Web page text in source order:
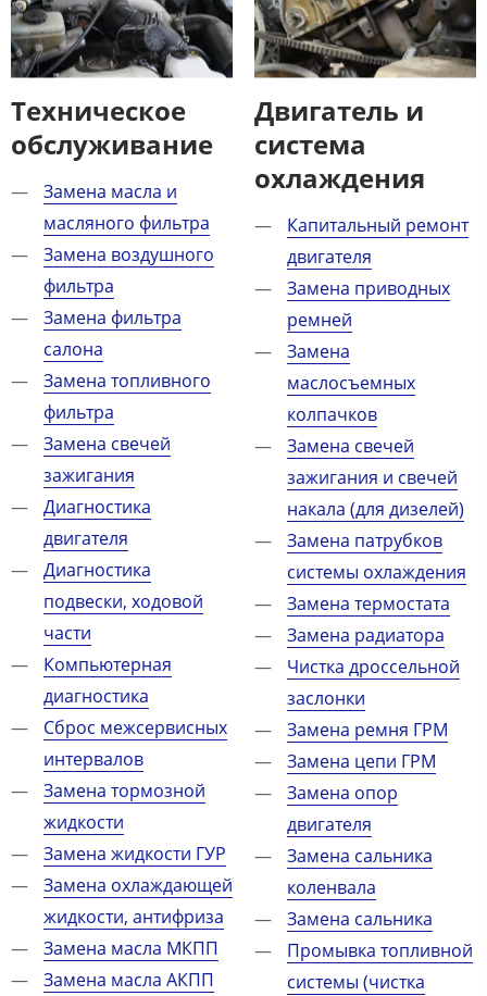
Техническое
обслуживание​
Замена масла и
масляного фильтра
Замена воздушного
фильтра
Замена фильтра
салона
Замена топливного
фильтра
Замена свечей
зажигания
Диагностика
двигателя
Диагностика
подвески, ходовой
части
Компьютерная
диагностика
Сброс межсервисных
интервалов
Замена тормозной
жидкости
Замена жидкости ГУР
Замена охлаждающей
жидкости, антифриза
Замена масла МКПП
Замена масла АКПП
Двигатель и
система
охлаждения​
Капитальный ремонт
двигателя
Замена приводных
ремней
Замена
маслосъемных
колпачков
Замена свечей
зажигания и свечей
накала (для дизелей)
Замена патрубков
системы охлаждения
Замена термостата
Замена радиатора
Чистка дроссельной
заслонки
Замена ремня ГРМ
Замена цепи ГРМ
Замена опор
двигателя
Замена сальника
коленвала
Замена сальника
Промывка топливной
системы (чистка